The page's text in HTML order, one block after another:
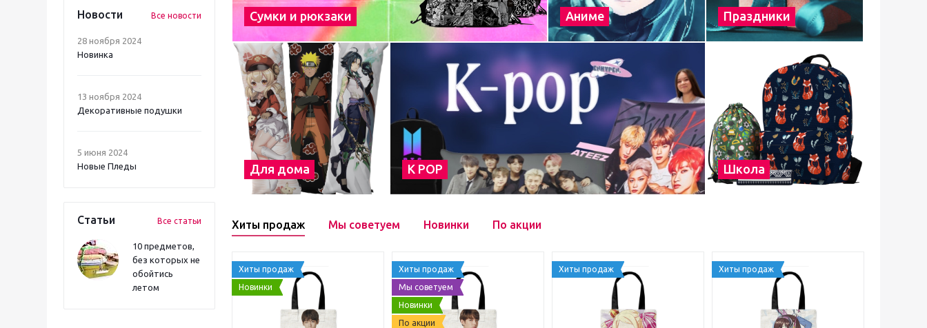
Новости Все новости
28 ноября 2024
Новинка
13 ноября 2024
Декоративные подушки
5 июня 2024
Новые Пледы
Статьи Все статьи
10 предметов,
без которых не
обойтись
летом
Сумки и рюкзаки Аниме Праздники
Для дома К POP Школа
Хиты продаж Мы советуем Новинки По акции
Хиты продаж
Новинки
Хиты продаж
Мы советуем
Новинки
По акции
Хиты продаж Хиты продаж